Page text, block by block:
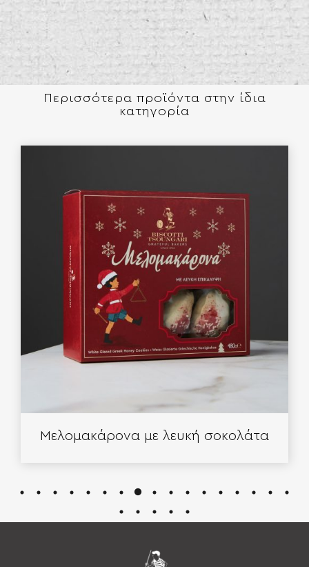
Περισσότερα προϊόντα στην ίδια
κατηγορία​
Μελομακάρονα με λευκή σοκολάτα